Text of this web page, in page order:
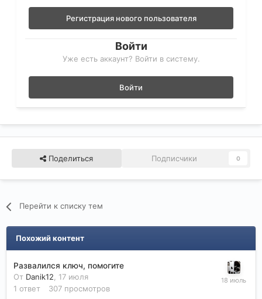
Регистрация нового пользователя
Войти
Уже есть аккаунт? Войти в систему.
Войти
Поделиться Подписчики 0
Перейти к списку тем
Похожий контент
Развалился ключ, помогите
От Danik12, 17 июля
1 ответ 307 просмотров